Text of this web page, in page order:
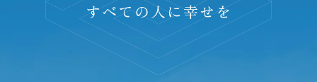
すべての人に幸せを